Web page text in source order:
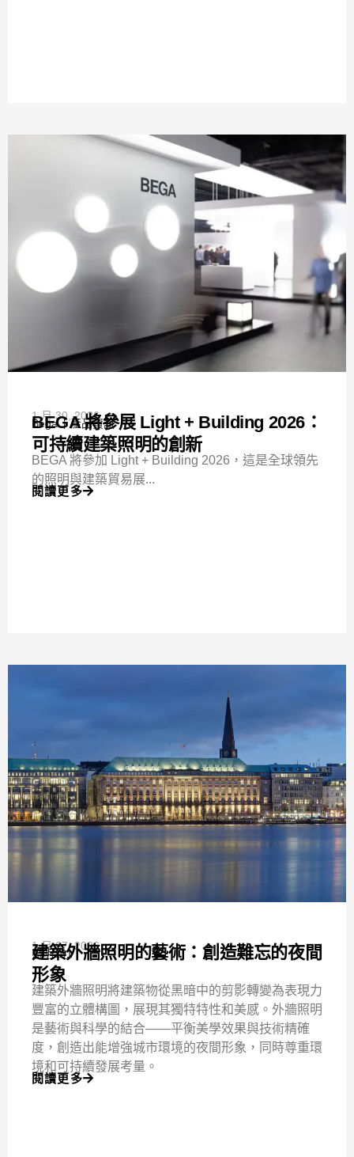
1 月 30, 2026
Bega 產品資訊
BEGA 將參展 Light + Building 2026：
可持續建築照明的創新
BEGA 將參加 Light + Building 2026，這是全球領先
的照明與建築貿易展...
閱讀更多
1 月 07, 2026
照明101
建築外牆照明的藝術：創造難忘的夜間
形象
建築外牆照明將建築物從黑暗中的剪影轉變為表現力
豐富的立體構圖，展現其獨特特性和美感。外牆照明
是藝術與科學的結合——平衡美學效果與技術精確
度，創造出能增強城市環境的夜間形象，同時尊重環
境和可持續發展考量。
閱讀更多